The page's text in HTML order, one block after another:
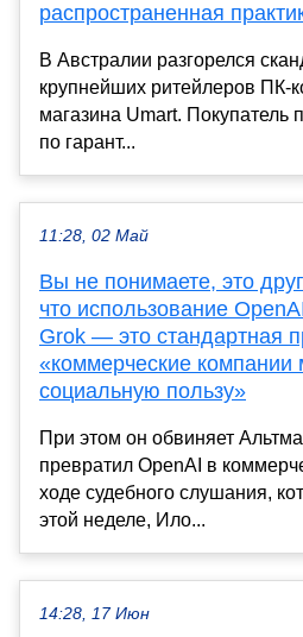
распространенная
В Австралии разгорелся
крупнейших ритейлеров ПК-
магазина Umart. Покупатель
по гарант...
11:28, 02 Май
Вы не понимаете, это
что использование
Grok — это стандартная
«коммерческие компании
социальную пользу»
При этом он обвиняет
превратил OpenAI в
ходе судебного слушания,
этой неделе, Ило...
14:28, 17 Июн